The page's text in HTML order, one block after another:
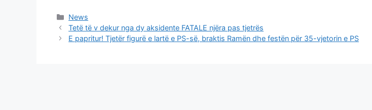
Categories
News
Tetë të v dekur nga dy aksidente FATALE njëra pas tjetrës
E papritur! Tjetër figurë e lartë e PS-së, braktis Ramën dhe festën për 35-vjetorin e PS